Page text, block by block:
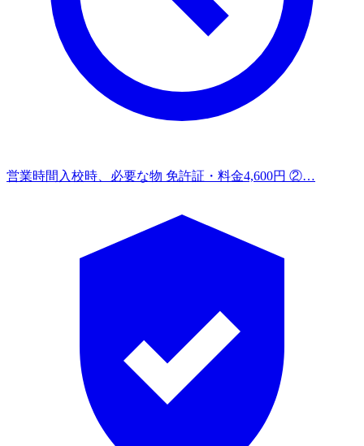
営業時間 入校時、必要な物 免許証・料金4,600円 ②…